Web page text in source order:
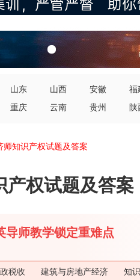
山东 山西 安徽 福
重庆 云南 贵州 陕
师知识产权试题及答案
产权试题及答案
导师教学锁定重难点
税收 建筑与房地产经济 知